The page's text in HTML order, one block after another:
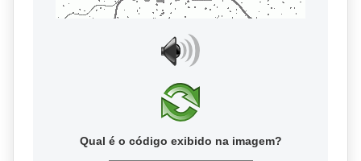
Qual é o código exibido na imagem?